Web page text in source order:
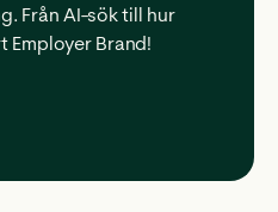
Från AI-sök till hur
Employer Brand!